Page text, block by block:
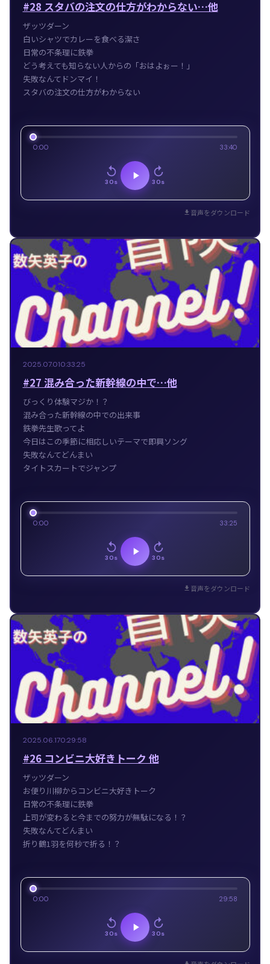
#28 スタバの注文の仕方がわからない…他
ザッツダーン
白いシャツでカレーを食べる潔さ
日常の不条理に鉄拳
どう考えても知らない人からの「おはよぉー！」
失敗なんてドンマイ！
スタバの注文の仕方がわからない
0:00 33:40
30s 30s
音声をダウンロード
2025.07.010:33:25
#27 混み合った新幹線の中で…他
びっくり体験マジか！？
混み合った新幹線の中での出来事
鉄拳先生歌ってよ
今日はこの季節に相応しいテーマで即興ソング
失敗なんてどんまい
タイトスカートでジャンプ
0:00 33:25
30s 30s
音声をダウンロード
2025.06.170:29:58
#26 コンビニ大好きトーク 他
ザッツダーン
お便り川柳からコンビニ大好きトーク
日常の不条理に鉄拳
上司が変わると今までの努力が無駄になる！？
失敗なんてどんまい
折り鶴1羽を何秒で折る！？
0:00 29:58
30s 30s